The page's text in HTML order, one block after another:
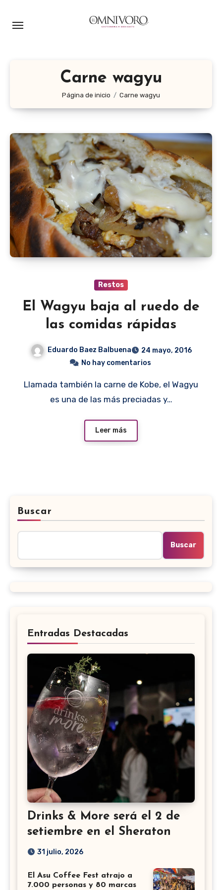
Carne wagyu
Página de inicio Carne wagyu
Restos
El Wagyu baja al ruedo de
las comidas rápidas
Eduardo Baez Balbuena
24 mayo, 2016
No hay comentarios
Llamada también la carne de Kobe, el Wagyu
es una de las más preciadas y…
Leer más
Buscar
Buscar
Entradas Destacadas
Drinks & More será el 2 de
setiembre en el Sheraton
31 julio, 2026
El Asu Coffee Fest atrajo a
7.000 personas y 80 marcas